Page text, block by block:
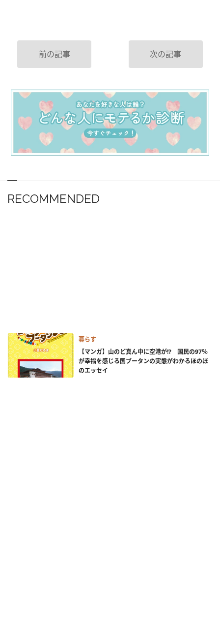
前の記事 次の記事
RECOMMENDED
暮らす
【マンガ】山のど真ん中に空港が!? 国民の97％
が幸福を感じる国ブータンの実態がわかるほのぼ
のエッセイ